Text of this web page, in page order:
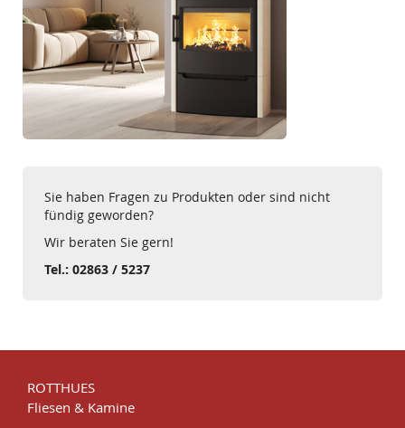
Sie haben Fragen zu Produkten oder sind nicht
fündig geworden?
Wir beraten Sie gern!
Tel.: 02863 / 5237
ROTTHUES
Fliesen & Kamine